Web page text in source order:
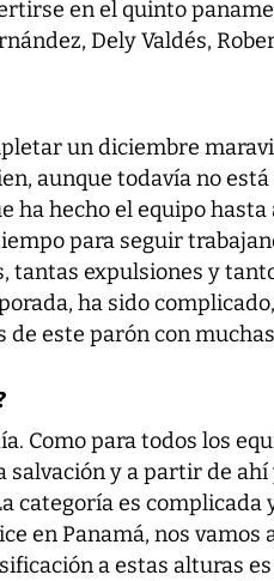
en el quinto
Dely Valdés,
un diciembre
aunque todavía no
ha hecho el equipo hasta
para seguir
tantas expulsiones y
ha sido
este parón con
Como para todos los
salvación y a partir de ahí
categoría es complicada
en Panamá, nos vamos
a estas alturas